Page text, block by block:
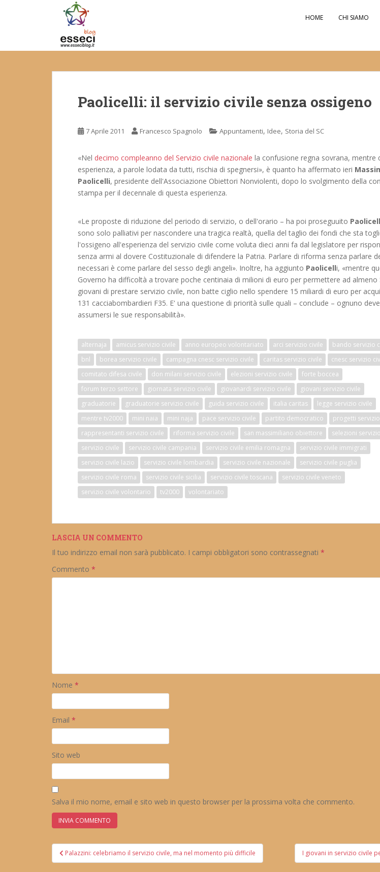
t
HOME CHI SIAMO
Paolicelli: il servizio civile senza ossigeno
7 Aprile 2011 Francesco Spagnolo Appuntamenti, Idee, Storia del SC
«Nel decimo compleanno del Servizio civile nazionale la confusione regna sovrana, mentre
esperienza, a parole lodata da tutti, rischia di spegnersi», è quanto ha affermato ieri
Paolicelli, presidente dell'Associazione Obiettori Nonviolenti, dopo lo svolgimento della
stampa per il decennale di questa esperienza.
«Le proposte di riduzione del periodo di servizio, o dell'orario – ha poi proseguuito
sono solo palliativi per nascondere una tragica realtà, quella del taglio dei fondi che sta
l'ossigeno all'esperienza del servizio civile come voluta dieci anni fa dal legislatore per
senza armi al dovere Costituzionale di difendere la Patria. Parlare di riforma senza parlare
necessari è come parlare del sesso degli angeli». Inoltre, ha aggiunto Paolicelli, «mentre
Governo ha difficoltà a trovare poche centinaia di milioni di euro per permettere ad almeno
giovani di prestare servizio civile, non batte ciglio nello spendere 15 miliardi di euro per
131 cacciabombardieri F35. E' una questione di priorità sulle quali – conclude – ognuno deve
assumersi le sue responsabilità».
alternaja amicus servizio civile anno europeo volontariato arci servizio civile
bando servizio
bnl
borea servizio civile campagna cnesc servizio civile caritas servizio civile
cnesc servizio
comitato difesa civile
don milani servizio civile elezioni servizio civile
forte boccea
forum terzo settore
giornata servizio civile giovanardi servizio civile
giovani servizio civile
graduatorie
graduatorie servizio civile guida servizio civile italia caritas
legge servizio civile
mentre tv2000
mini naia mini naja pace servizio civile partito democratico
progetti
rappresentanti servizio civile
riforma servizio civile san massimiliano obiettore
selezioni
servizio civile
servizio civile campania servizio civile emilia romagna
servizio civile immigrati
servizio civile lazio
servizio civile lombardia servizio civile nazionale
servizio civile puglia
servizio civile roma
servizio civile sicilia servizio civile toscana
servizio civile veneto
servizio civile volontario
tv2000 volontariato
LASCIA UN COMMENTO
Il tuo indirizzo email non sarà pubblicato. I campi obbligatori sono contrassegnati *
Commento *
Nome *
Email *
Sito web
Salva il mio nome, email e sito web in questo browser per la prossima volta che commento.
Navigazione
articoli
Palazzini: celebriamo il servizio civile, ma nel momento più difficile I giovani in servizio civile